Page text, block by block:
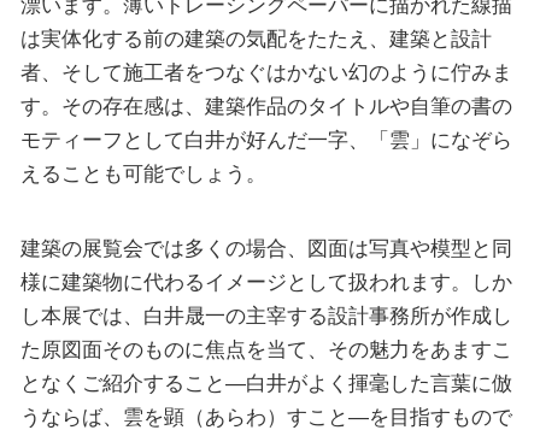
漂います。薄いトレーシングペーパーに描かれた線描
は実体化する前の建築の気配をたたえ、建築と設計
者、そして施工者をつなぐはかない幻のように佇みま
す。その存在感は、建築作品のタイトルや自筆の書の
モティーフとして白井が好んだ一字、「雲」になぞら
えることも可能でしょう。
建築の展覧会では多くの場合、図面は写真や模型と同
様に建築物に代わるイメージとして扱われます。しか
し本展では、白井晟一の主宰する設計事務所が作成し
た原図面そのものに焦点を当て、その魅力をあますこ
となくご紹介すること―白井がよく揮毫した言葉に倣
うならば、雲を顕（あらわ）すこと―を目指すもので